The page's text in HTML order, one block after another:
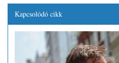
Kapcsolódó cikk